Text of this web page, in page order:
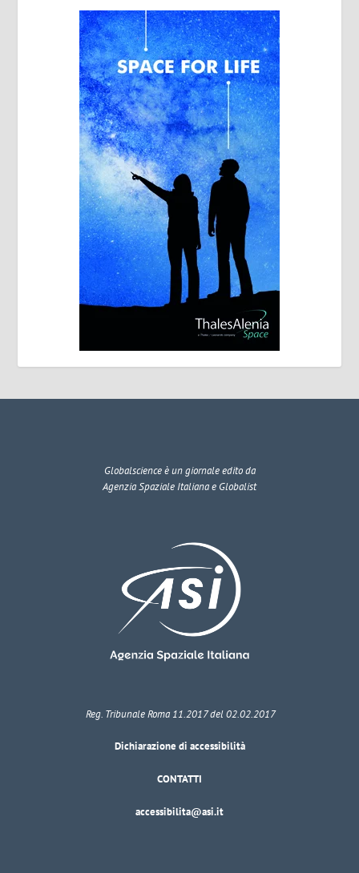
Globalscienceè un giornale edito da
Agenzia Spaziale Italiana e Globalist
Reg. Tribunale Roma 11.2017 del 02.02.2017
Dichiarazione di accessibilità
CONTATTI
accessibilita@asi.it